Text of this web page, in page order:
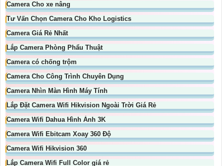
Camera Cho xe nâng
Tư Vấn Chọn Camera Cho Kho Logistics
Camera Giá Rẻ Nhất
Lắp Camera Phòng Phẩu Thuật
Camera có chống trộm
Camera Cho Công Trình Chuyên Dụng
Camera Nhìn Màn Hình Máy Tính
Lắp Đặt Camera Wifi Hikvision Ngoài Trời Giá Rẻ
Camera Wifi Dahua Hình Ảnh 3K
Camera Wifi Ebitcam Xoay 360 Độ
Camera Wifi Hikvision 360
Lắp Camera Wifi Full Color giá rẻ